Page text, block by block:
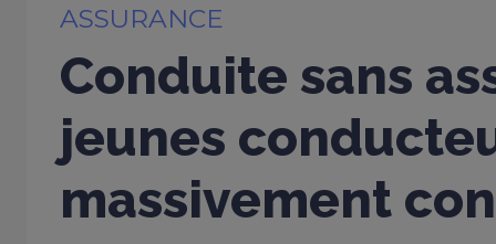
ASSURANCE
Conduite sans
jeunes
massivement